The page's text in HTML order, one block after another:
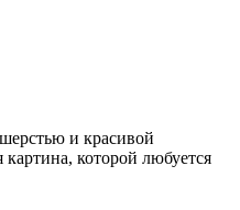
и красивой
картина, которой любуется